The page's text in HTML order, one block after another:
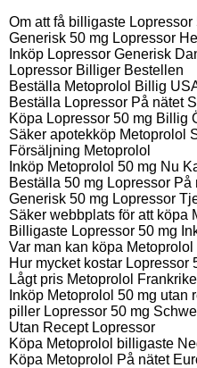
Om att få billigaste Lopressor
Generisk 50 mg Lopressor
Inköp Lopressor Generisk
Lopressor Billiger Bestellen
Beställa Metoprolol Billig
Beställa Lopressor På nätet
Köpa Lopressor 50 mg Billig
Säker apotekköp Metoprolol
Försäljning Metoprolol
Inköp Metoprolol 50 mg Nu
Beställa 50 mg Lopressor På
Generisk 50 mg Lopressor
Säker webbplats för att köpa
Billigaste Lopressor 50 mg
Var man kan köpa
Hur mycket kostar Lopressor
Lågt pris Metoprolol Frankrike
Inköp Metoprolol 50 mg utan
piller Lopressor 50 mg
Utan Recept Lopressor
Köpa Metoprolol billigaste
Köpa Metoprolol På nätet